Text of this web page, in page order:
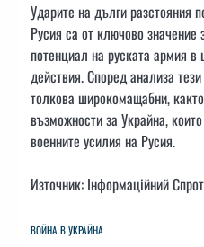
Ударите на дълги разстояния
Русия са от ключово
потенциал на руската армия в
действия. Според анализа
толкова широкомащабни,
възможности за Украйна,
военните усилия на Русия.
Източник: Інформаційний
ВОЙНА В УКРАЙНА